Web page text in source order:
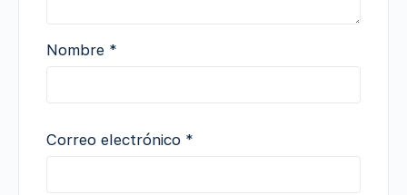
Nombre *
Correo electrónico *